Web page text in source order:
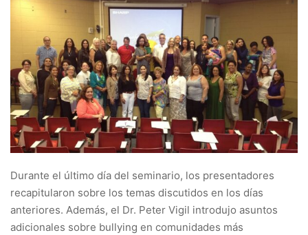
Durante el último día del seminario, los presentadores
recapitularon sobre los temas discutidos en los días
anteriores. Además, el Dr. Peter Vigil introdujo asuntos
adicionales sobre bullying en comunidades más